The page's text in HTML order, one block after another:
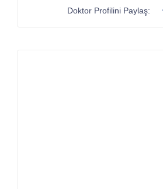
Doktor Profilini Paylaş: